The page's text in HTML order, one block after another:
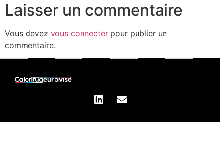
Laisser un commentaire
Vous devez vous connecter pour publier un
commentaire.